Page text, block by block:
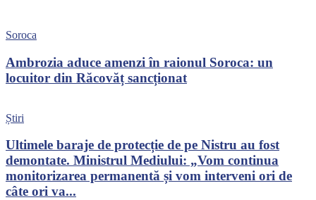
Soroca
Ambrozia aduce amenzi în raionul Soroca: un
locuitor din Răcovăț sancționat
Știri
Ultimele baraje de protecție de pe Nistru au fost
demontate. Ministrul Mediului: „Vom continua
monitorizarea permanentă și vom interveni ori de
câte ori va...